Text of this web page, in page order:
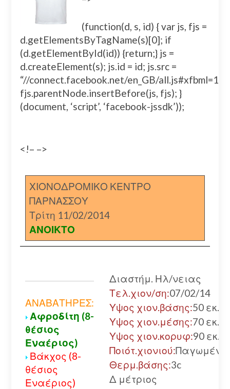
(function(d, s, id) { var js, fjs =
d.getElementsByTagName(s)[0]; if
(d.getElementById(id)) {return;} js =
d.createElement(s); js.id = id; js.src =
“//connect.facebook.net/en_GB/
fjs.parentNode.insertBefore(js, fjs); }
(document, ‘script’, ‘facebook-jssdk’));
<!– –>
ΧΙΟΝΟΔΡΟΜΙΚΟ ΚΕΝΤΡΟ
ΠΑΡΝΑΣΣΟΥ
Τρίτη 11/02/2014
ΑΝΟΙΚΤΟ
ΑΝΑΒΑΤΗΡΕΣ:
Αφροδίτη (8-
θέσιος
Εναέριος)
Βάκχος (8-
θέσιος
Εναέριος)
Διαστήμ. Ηλ/νειας
Τελ.χιον/ση:07/02/14
Υψος χιον.βάσης:50 εκ.
Υψος χιον.μέσης:70 εκ.
Υψος χιον.κορυφ:90 εκ.
Ποιότ.χιονιού:Παγωμένο
Θερμ.βάσης:3c
Δ μέτριος